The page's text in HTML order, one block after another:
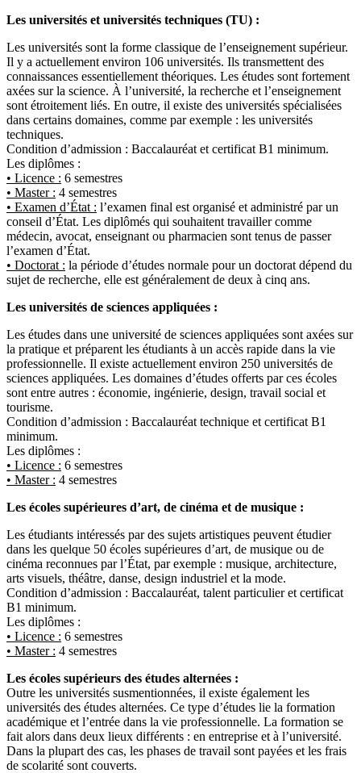
Les universités et universités techniques (TU) :
Les universités sont la forme classique de l’enseignement supérieur.
Il y a actuellement environ 106 universités. Ils transmettent des
connaissances essentiellement théoriques. Les études sont fortement
axées sur la science. À l’université, la recherche et l’enseignement
sont étroitement liés. En outre, il existe des universités spécialisées
dans certains domaines, comme par exemple : les universités
techniques.
Condition d’admission : Baccalauréat et certificat B1 minimum.
Les diplômes :
• Licence : 6 semestres
• Master : 4 semestres
• Examen d’État : l’examen final est organisé et administré par un
conseil d’État. Les diplômés qui souhaitent travailler comme
médecin, avocat, enseignant ou pharmacien sont tenus de passer
l’examen d’État.
• Doctorat : la période d’études normale pour un doctorat dépend du
sujet de recherche, elle est généralement de deux à cinq ans.
Les universités de sciences appliquées :
Les études dans une université de sciences appliquées sont axées sur
la pratique et préparent les étudiants à un accès rapide dans la vie
professionnelle. Il existe actuellement environ 250 universités de
sciences appliquées. Les domaines d’études offerts par ces écoles
sont entre autres : économie, ingénierie, design, travail social et
tourisme.
Condition d’admission : Baccalauréat technique et certificat B1
minimum.
Les diplômes :
• Licence : 6 semestres
• Master : 4 semestres
Les écoles supérieures d’art, de cinéma et de musique :
Les étudiants intéressés par des sujets artistiques peuvent étudier
dans les quelque 50 écoles supérieures d’art, de musique ou de
cinéma reconnues par l’État, par exemple : musique, architecture,
arts visuels, théâtre, danse, design industriel et la mode.
Condition d’admission : Baccalauréat, talent particulier et certificat
B1 minimum.
Les diplômes :
• Licence : 6 semestres
• Master : 4 semestres
Les écoles supérieurs des études alternées :
Outre les universités susmentionnées, il existe également les
universités des études alternées. Ce type d’études lie la formation
académique et l’entrée dans la vie professionnelle. La formation se
fait alors dans deux lieux différents : en entreprise et à l’université.
Dans la plupart des cas, les phases de travail sont payées et les frais
de scolarité sont couverts.